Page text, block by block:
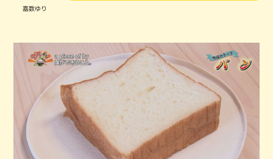
嘉数ゆり